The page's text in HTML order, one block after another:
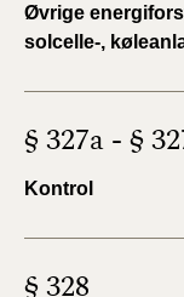
BR15
2010)
Øvrige
solcelle-,
§ 327a - §
Kontrol
§ 328